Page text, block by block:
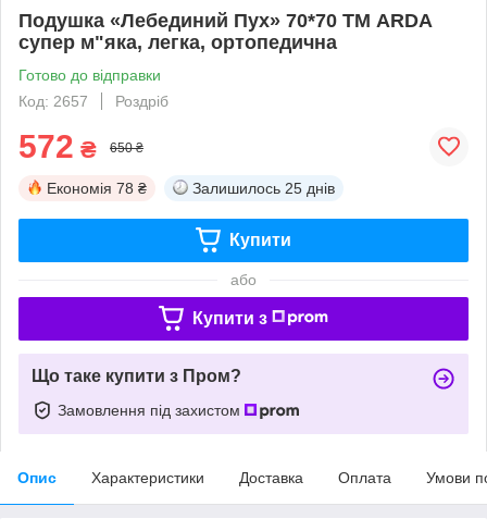
Подушка «Лебединий Пух» 70*70 ТМ ARDA
супер м"яка, легка, ортопедична
Готово до відправки
Код: 2657
Роздріб
572 ₴ 650 ₴
Економія 78 ₴ Залишилось 25 днів
Купити
або
Купити з
Що таке купити з Пром?
Замовлення під захистом
Опис Характеристики Доставка Оплата Умови